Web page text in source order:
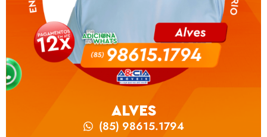
ALVES
(85) 98615.1794